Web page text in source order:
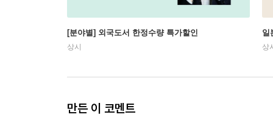
[분야별] 외국도서 한정수량 특가할인
상시
일
상
만든 이 코멘트